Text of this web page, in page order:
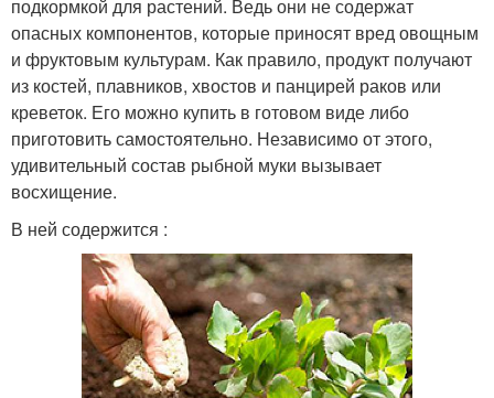
подкормкой для растений. Ведь они не содержат
опасных компонентов, которые приносят вред овощным
и фруктовым культурам. Как правило, продукт получают
из костей, плавников, хвостов и панцирей раков или
креветок. Его можно купить в готовом виде либо
приготовить самостоятельно. Независимо от этого,
удивительный состав рыбной муки вызывает
восхищение.
В ней содержится :